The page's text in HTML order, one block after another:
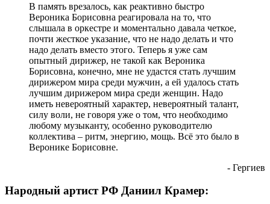
В память врезалось, как реактивно быстро
Вероника Борисовна реагировала на то, что
слышала в оркестре и моментально давала четкое,
почти жесткое указание, что не надо делать и что
надо делать вместо этого. Теперь я уже сам
опытный дирижер, не такой как Вероника
Борисовна, конечно, мне не удастся стать лучшим
дирижером мира среди мужчин, а ей удалось стать
лучшим дирижером мира среди женщин. Надо
иметь невероятный характер, невероятный талант,
силу воли, не говоря уже о том, что необходимо
любому музыканту, особенно руководителю
коллектива – ритм, энергию, мощь. Всё это было в
Веронике Борисовне.
- Гергиев
Народный артист РФ Даниил Крамер: